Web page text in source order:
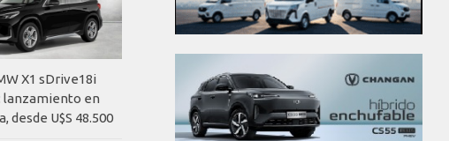
X1 sDrive18i
lanzamiento en
desde U$S 48.500